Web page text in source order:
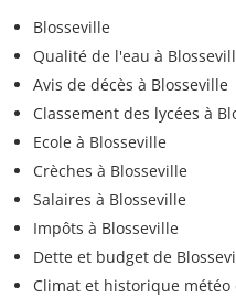
Blosseville
Qualité de l'eau à
Avis de décès à Blosseville
Classement des lycées à
Ecole à Blosseville
Crèches à Blosseville
Salaires à Blosseville
Impôts à Blosseville
Dette et budget de
Climat et historique météo